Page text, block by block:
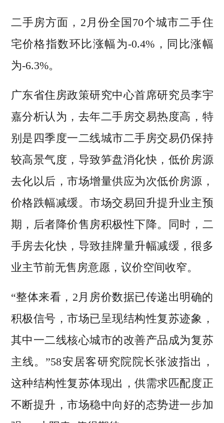
二手房方面，2月份全国70个城市二手住
宅价格指数环比涨幅为-0.4%，同比涨幅
为-6.3%。
广东省住房政策研究中心首席研究员李宇
嘉分析认为，去年二手房交易热度高，特
别是四季度一二线城市二手房交易仍保持
较高景气度，导致笋盘消化快，低价房源
去化以后，市场增量供应为次低价房源，
价格跌幅减缓。市场交易回升提升业主预
期，后者降价售房积极性下降。同时，二
手房去化快，导致挂牌量升幅减缓，很多
业主节前无售房意愿，议价空间收窄。
“整体来看，2月房价数据已传递出明确的
积极信号，市场已呈现结构性复苏迹象，
其中一二线核心城市的改善产品成为复苏
主线。”58安居客研究院院长张波指出，
这种结构性复苏体现出，供需求匹配度正
不断提升，市场稳中向好的态势进一步加